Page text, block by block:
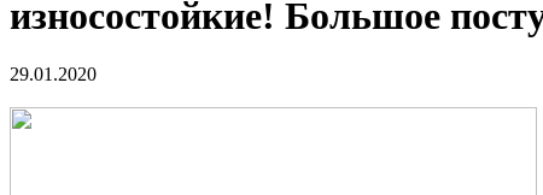
износостойкие! Большое
29.01.2020